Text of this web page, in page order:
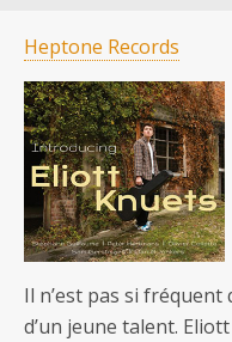
Heptone Records
Il n’est pas si fréquent
d’un jeune talent.